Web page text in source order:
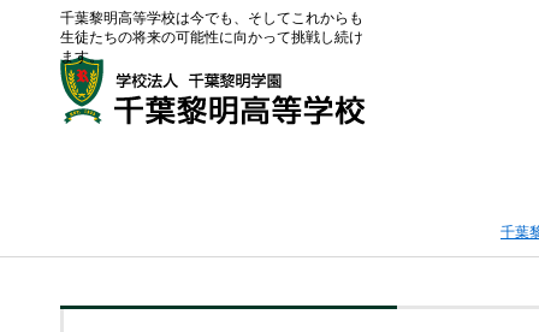
千葉黎明高等学校は今でも、そしてこれからも
生徒たちの将来の可能性に向かって挑戦し続け
ます。
千葉